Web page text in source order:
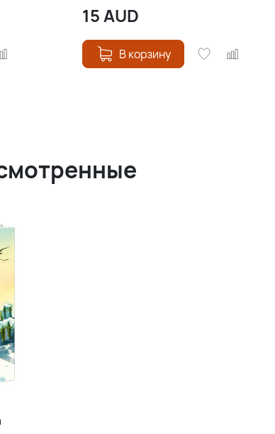
15AUD
В корзину